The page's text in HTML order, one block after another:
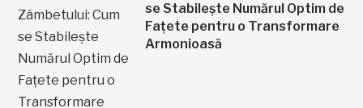
se Stabilește Numărul Optim de
Fațete pentru o Transformare
Armonioasă